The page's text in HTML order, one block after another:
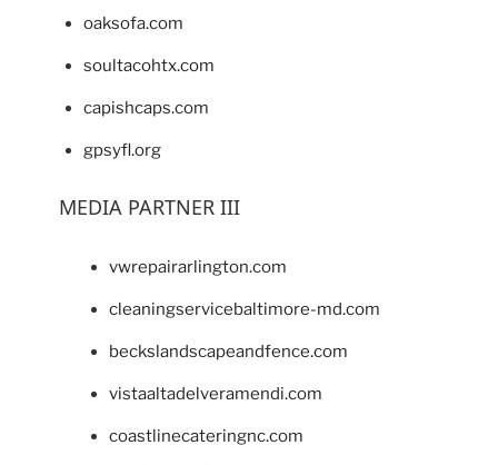
oaksofa.com
soultacohtx.com
capishcaps.com
gpsyfl.org
MEDIA PARTNER III
vwrepairarlington.com
cleaningservicebaltimore-md.com
beckslandscapeandfence.com
vistaaltadelveramendi.com
coastlinecateringnc.com